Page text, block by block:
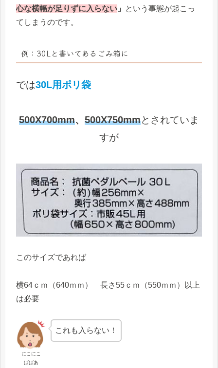
心な横幅が足りずに入らない 」
という事態が起こっ
てしまうのです。
例：30Lと書いてあるごみ箱に
では30L用ポリ袋
500X700mm、 500X750mmとされていま
すが
このサイズであれば
横64ｃｍ（640ｍｍ） 長さ55ｃｍ（550ｍｍ）以上
は必要
にこにこ
ばばあ
これも入らない！